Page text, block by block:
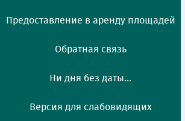
Предоставление в аренду площадей
Обратная связь
Ни дня без даты...
Версия для слабовидящих